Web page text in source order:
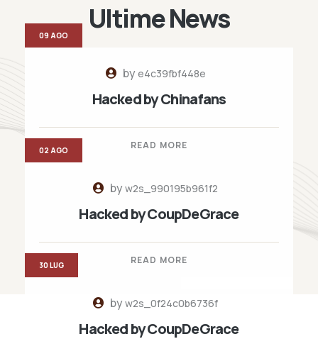
Ultime News
bye4c39fbf448e
Hacked by Chinafans
READ MORE
09 AGO
byw2s_990195b961f2
Hacked by CoupDeGrace
READ MORE
02 AGO
byw2s_0f24c0b6736f
Hacked by CoupDeGrace
30 LUG